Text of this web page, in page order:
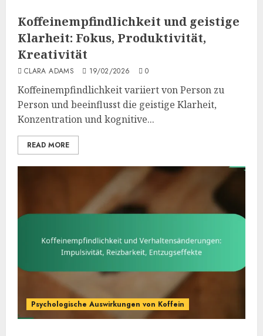
Koffeinempfindlichkeit und geistige
Klarheit: Fokus, Produktivität,
Kreativität
CLARA ADAMS 19/02/2026 0
Koffeinempfindlichkeit variiert von Person zu
Person und beeinflusst die geistige Klarheit,
Konzentration und kognitive...
READ MORE
Psychologische Auswirkungen von Koffein